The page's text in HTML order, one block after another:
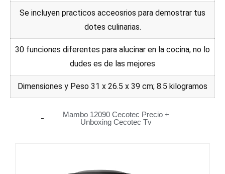
Se incluyen practicos acceosrios para demostrar tus
dotes culinarias.
30 funciones diferentes para alucinar en la cocina, no lo
dudes es de las mejores
Dimensiones y Peso 31 x 26.5 x 39 cm; 8.5 kilogramos
Mambo 12090 Cecotec Precio +
Unboxing Cecotec Tv